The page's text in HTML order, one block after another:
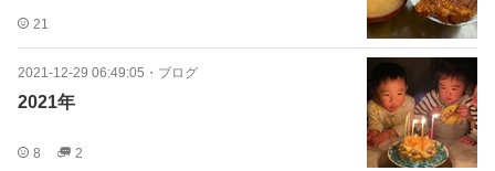
21
2021-12-29 06:49:05 ・ ブログ
2021年
8 2